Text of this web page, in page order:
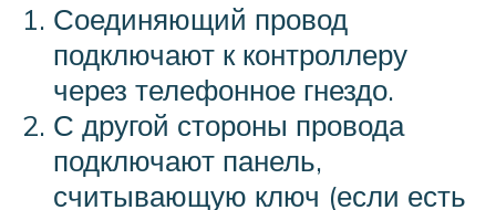
Соединяющий провод
подключают к контроллеру
через телефонное гнездо.
С другой стороны провода
подключают панель,
считывающую ключ (если есть